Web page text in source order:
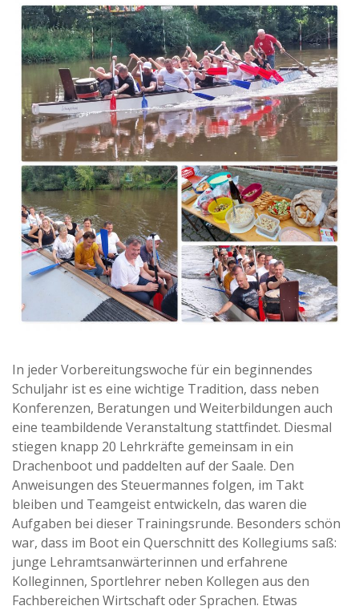
In jeder Vorbereitungswoche für ein beginnendes
Schuljahr ist es eine wichtige Tradition, dass neben
Konferenzen, Beratungen und Weiterbildungen auch
eine teambildende Veranstaltung stattfindet. Diesmal
stiegen knapp 20 Lehrkräfte gemeinsam in ein
Drachenboot und paddelten auf der Saale. Den
Anweisungen des Steuermannes folgen, im Takt
bleiben und Teamgeist entwickeln, das waren die
Aufgaben bei dieser Trainingsrunde. Besonders schön
war, dass im Boot ein Querschnitt des Kollegiums saß:
junge Lehramtsanwärterinnen und erfahrene
Kolleginnen, Sportlehrer neben Kollegen aus den
Fachbereichen Wirtschaft oder Sprachen. Etwas